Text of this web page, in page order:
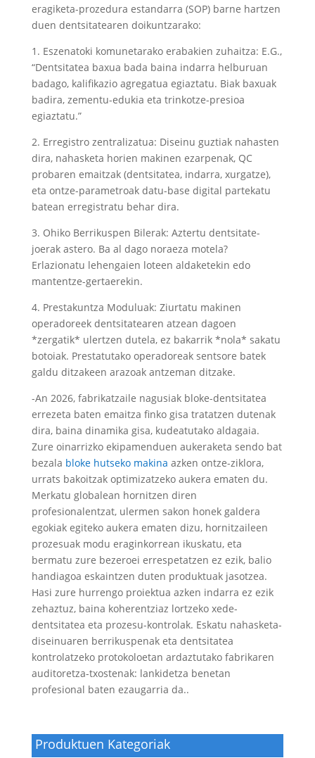
eragiketa-prozedura estandarra (SOP) barne hartzen
duen dentsitatearen doikuntzarako:
1. Eszenatoki komunetarako erabakien zuhaitza: E.G.,
“Dentsitatea baxua bada baina indarra helburuan
badago, kalifikazio agregatua egiaztatu. Biak baxuak
badira, zementu-edukia eta trinkotze-presioa
egiaztatu.”
2. Erregistro zentralizatua: Diseinu guztiak nahasten
dira, nahasketa horien makinen ezarpenak, QC
probaren emaitzak (dentsitatea, indarra, xurgatze),
eta ontze-parametroak datu-base digital partekatu
batean erregistratu behar dira.
3. Ohiko Berrikuspen Bilerak: Aztertu dentsitate-
joerak astero. Ba al dago noraeza motela?
Erlazionatu lehengaien loteen aldaketekin edo
mantentze-gertaerekin.
4. Prestakuntza Moduluak: Ziurtatu makinen
operadoreek dentsitatearen atzean dagoen
*zergatik* ulertzen dutela, ez bakarrik *nola* sakatu
botoiak. Prestatutako operadoreak sentsore batek
galdu ditzakeen arazoak antzeman ditzake.
-An 2026, fabrikatzaile nagusiak bloke-dentsitatea
errezeta baten emaitza finko gisa tratatzen dutenak
dira, baina dinamika gisa, kudeatutako aldagaia.
Zure oinarrizko ekipamenduen aukeraketa sendo bat
bezala bloke hutseko makina azken ontze-ziklora,
urrats bakoitzak optimizatzeko aukera ematen du.
Merkatu globalean hornitzen diren
profesionalentzat, ulermen sakon honek galdera
egokiak egiteko aukera ematen dizu, hornitzaileen
prozesuak modu eraginkorrean ikuskatu, eta
bermatu zure bezeroei errespetatzen ez ezik, balio
handiagoa eskaintzen duten produktuak jasotzea.
Hasi zure hurrengo proiektua azken indarra ez ezik
zehaztuz, baina koherentziaz lortzeko xede-
dentsitatea eta prozesu-kontrolak. Eskatu nahasketa-
diseinuaren berrikuspenak eta dentsitatea
kontrolatzeko protokoloetan ardaztutako fabrikaren
auditoretza-txostenak: lankidetza benetan
profesional baten ezaugarria da..
Produktuen Kategoriak